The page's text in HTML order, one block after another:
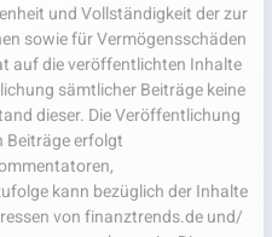
und Vollständigkeit der zur
sowie für Vermögensschäden
auf die veröffentlichten Inhalte
sämtlicher Beiträge keine
dieser. Die Veröffentlichung
Beiträge erfolgt
kann bezüglich der Inhalte
von finanztrends.de und/